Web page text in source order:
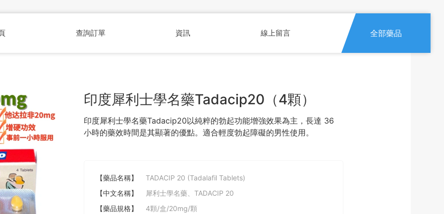
查詢訂單 資訊 線上留言 全部藥品
印度犀利士學名藥Tadacip20（4顆）
印度犀利士學名藥Tadacip20以純粹的勃起功能增強效果為主，長達 36
小時的藥效時間是其顯著的優點。適合輕度勃起障礙的男性使用。
【藥品名稱】
TADACIP 20 (Tadalafil Tablets)
【中文名稱】
犀利士學名藥、TADACIP 20
【藥品規格】
4顆/盒/20mg/顆